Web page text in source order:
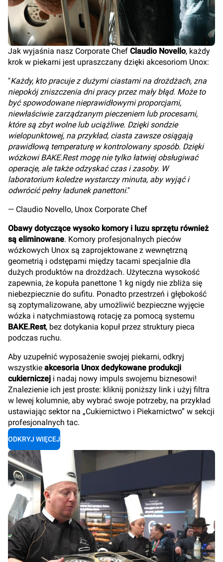
Jak wyjaśnia nasz Corporate Chef Claudio Novello, każdy
krok w piekarni jest upraszczany dzięki akcesoriom Unox:
"Każdy, kto pracuje z dużymi ciastami na drożdżach, zna
niepokój zniszczenia dni pracy przez mały błąd. Może to
być spowodowane nieprawidłowymi proporcjami,
niewłaściwie zarządzanym pieczeniem lub procesami,
które są zbyt wolne lub uciążliwe. Dzięki sondzie
wielopunktowej, na przykład, ciasta zawsze osiągają
prawidłową temperaturę w kontrolowany sposób. Dzięki
wózkowi BAKE.Rest mogę nie tylko łatwiej obsługiwać
operacje, ale także odzyskać czas i zasoby. W
laboratorium koledze wystarczy minuta, aby wyjąć i
odwrócić pełny ładunek panettoni."
— Claudio Novello, Unox Corporate Chef
Obawy dotyczące wysoko komory i luzu sprzętu również
są eliminowane. Komory profesjonalnych pieców
wózkowych Unox są zaprojektowane z wewnętrzną
geometrią i odstępami między tacami specjalnie dla
dużych produktów na drożdżach. Użyteczna wysokość
zapewnia, że kopuła panettone 1 kg nigdy nie zbliża się
niebezpiecznie do sufitu. Ponadto przestrzeń i głębokość
są zoptymalizowane, aby umożliwić bezpieczne wyjęcie
wózka i natychmiastową rotację za pomocą systemu
BAKE.Rest, bez dotykania kopuł przez struktury pieca
podczas ruchu.
Aby uzupełnić wyposażenie swojej piekarni, odkryj
wszystkie akcesoria Unox dedykowane produkcji
cukierniczej i nadaj nowy impuls swojemu biznesowi!
Znalezienie ich jest proste: kliknij poniższy link i użyj filtra
w lewej kolumnie, aby wybrać swoje potrzeby, na przykład
ustawiając sektor na „Cukiernictwo i Piekarnictwo” w sekcji
profesjonalnych tac.
ODKRYJ WIĘCEJ